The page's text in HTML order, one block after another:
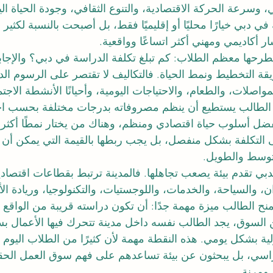
وسرعة الحركة الاقتصادية، والتنوع الثقافي، وجودة الحياة
دبي خيارًا محليًا أو إقليميًا فقط، بل أصبحت بالنسبة
أكاديمي ومهني أكثر اتساعًا وواقعية.
معظم الطلاب: كم تبلغ تكلفة الدراسة في دبي؟
التخطيط ونمط الحياة. فالتكاليف لا تقتصر على الرسوم
والطعام، والاحتياجات اليومية، وأحيانًا الأنشطة
يستطيع أن ينظم مصروفاته بدرجات مختلفة بحسب
أسلوب حياة اقتصادي ومنظم، وهناك من يختار نمطًا
التكلفة بشكل منفصل، بل يجب ربطها بالقيمة التي يمكن
والطويل.
تقدم بيئة يصعب تجاهلها. فالمدينة ترتبط بقطاعات
والسياحة، والخدمات، واللوجستيات، والتكنولوجيا، وريادة
يمنح الطالب ميزة مهمة جدًا: أن تكون دراسته قريبة من
السوق، يجد الطالب نفسه داخل مدينة تتحرك فيها
بشكل يومي. هذه النقطة مهمة لأن كثيرًا من الطلاب
بل يبحثون عن بيئة تساعدهم على فهم سوق العمل